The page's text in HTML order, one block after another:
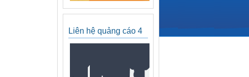
Liên hệ quảng cáo 4